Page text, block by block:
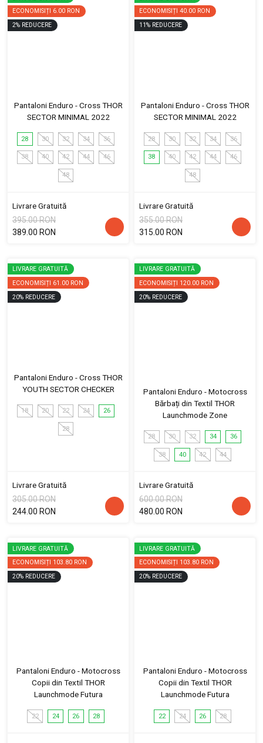
ECONOMISIȚI 6.00 RON
2% REDUCERE
Pantaloni Enduro - Cross THOR
SECTOR MINIMAL 2022
28 30 32 34 36
38 40 42 44 46
48
Livrare Gratuită
395.00 RON
389.00 RON
ECONOMISIȚI 40.00 RON
11% REDUCERE
Pantaloni Enduro - Cross THOR
SECTOR MINIMAL 2022
28 30 32 34 36
38 40 42 44 46
48
Livrare Gratuită
355.00 RON
315.00 RON
LIVRARE GRATUITĂ
ECONOMISIȚI 61.00 RON
20% REDUCERE
Pantaloni Enduro - Cross THOR
YOUTH SECTOR CHECKER
18 20 22 24 26
28
Livrare Gratuită
305.00 RON
244.00 RON
LIVRARE GRATUITĂ
ECONOMISIȚI 120.00 RON
20% REDUCERE
Pantaloni Enduro - Motocross
Bărbați din Textil THOR
Launchmode Zone
28 30 32 34 36
38 40 42 44
Livrare Gratuită
600.00 RON
480.00 RON
LIVRARE GRATUITĂ
ECONOMISIȚI 103.80 RON
20% REDUCERE
Pantaloni Enduro - Motocross
Copii din Textil THOR
Launchmode Futura
22 24 26 28
LIVRARE GRATUITĂ
ECONOMISIȚI 103.80 RON
20% REDUCERE
Pantaloni Enduro - Motocross
Copii din Textil THOR
Launchmode Futura
22 24 26 28